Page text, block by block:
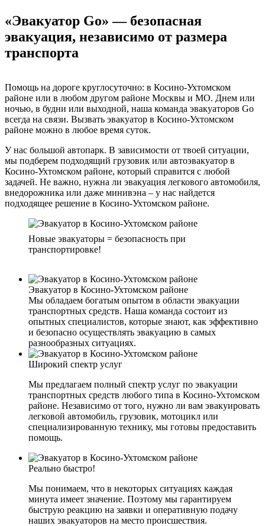
«Эвакуатор Go» — безопасная
эвакуация, независимо от размера
транспорта
Помощь на дороге круглосуточно: в Косино-Ухтомском
районе или в любом другом районе Москвы и МО. Днем или
ночью, в будни или выходной, наша команда эвакуаторов Go
всегда на связи. Вызвать эвакуатор в Косино-Ухтомском
районе можно в любое время суток.
У нас большой автопарк. В зависимости от твоей ситуации,
мы подберем подходящий грузовик или автоэвакуатор в
Косино-Ухтомском районе, который справится с любой
задачей. Не важно, нужна ли эвакуация легкового автомобиля,
внедорожника или даже минивэна – у нас найдется
подходящее решение в Косино-Ухтомском районе.
Новые эвакуаторы = безопасность при
транспортировке!
Эвакуатор в Косино-Ухтомском районе
Мы обладаем богатым опытом в области эвакуации
транспортных средств. Наша команда состоит из
опытных специалистов, которые знают, как эффективно
и безопасно осуществлять эвакуацию в самых
разнообразных ситуациях.
Широкий спектр услуг
Мы предлагаем полный спектр услуг по эвакуации
транспортных средств любого типа в Косино-Ухтомском
районе. Независимо от того, нужно ли вам эвакуировать
легковой автомобиль, грузовик, мотоцикл или
специализированную технику, мы готовы предоставить
помощь.
Реально быстро!
Мы понимаем, что в некоторых ситуациях каждая
минута имеет значение. Поэтому мы гарантируем
быструю реакцию на заявки и оперативную подачу
наших эвакуаторов на место происшествия.